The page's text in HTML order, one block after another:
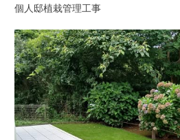
個人邸植栽管理工事